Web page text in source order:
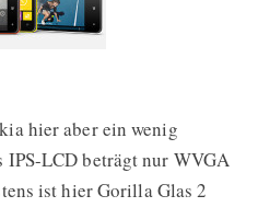
hier aber ein wenig
IPS-LCD beträgt nur WVGA
ist hier Gorilla Glas 2